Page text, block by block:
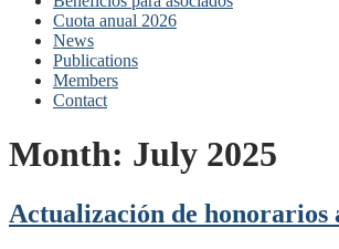
Cuota anual 2026
News
Publications
Members
Contact
Month: July 2025
Actualización de honorarios